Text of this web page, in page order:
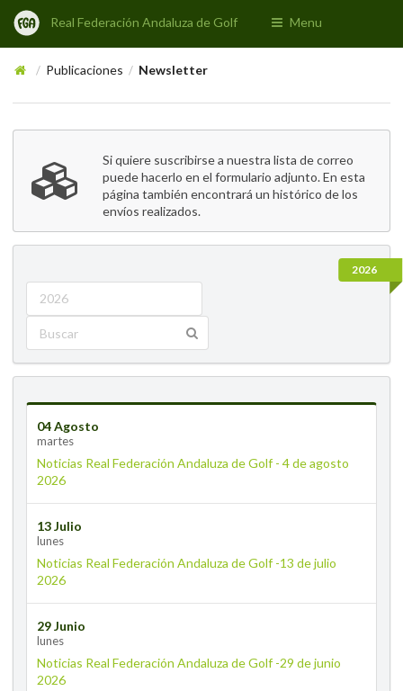
Real Federación Andaluza de Golf Menu
/ Publicaciones / Newsletter
Si quiere suscribirse a nuestra lista de correo
puede hacerlo en el formulario adjunto. En esta
página también encontrará un histórico de los
envíos realizados.
2026
2026
04 Agosto
martes
Noticias Real Federación Andaluza de Golf - 4 de agosto
2026
13 Julio
lunes
Noticias Real Federación Andaluza de Golf -13 de julio
2026
29 Junio
lunes
Noticias Real Federación Andaluza de Golf -29 de junio
2026